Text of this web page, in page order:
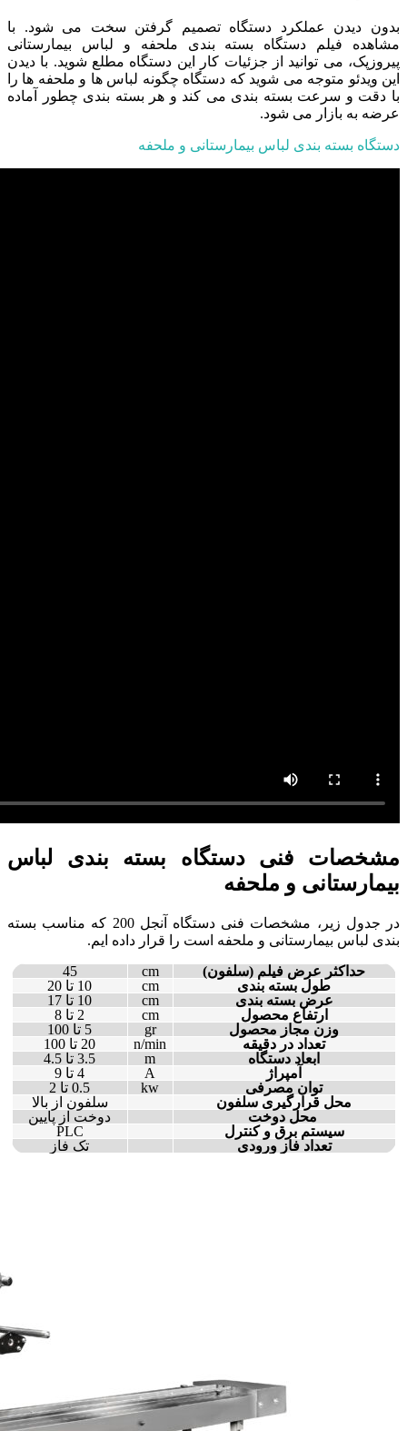
بدون دیدن عملکرد دستگاه تصمیم گرفتن سخت می شود. با
مشاهده فیلم دستگاه بسته بندی ملحفه و لباس بیمارستانی
پیروزپک، می توانید از جزئیات کار این دستگاه مطلع شوید. با دیدن
این ویدئو متوجه می شوید که دستگاه چگونه لباس ها و ملحفه ها را
با دقت و سرعت بسته بندی می کند و هر بسته بندی چطور آماده
عرضه به بازار می شود.
دستگاه بسته بندی لباس بیمارستانی و ملحفه
مشخصات فنی دستگاه بسته بندی لباس
بیمارستانی و ملحفه
در جدول زیر، مشخصات فنی دستگاه آنجل 200 که مناسب بسته
بندی لباس بیمارستانی و ملحفه است را قرار داده ایم.
حداکثر عرض فیلم (سلفون)
cm
45
طول بسته بندی
cm
10 تا 20
عرض بسته بندی
cm
10 تا 17
ارتفاع محصول
cm
2 تا 8
وزن مجاز محصول
gr
5 تا 100
تعداد در دقیقه
n/min
20 تا 100
ابعاد دستگاه
m
3.5 تا 4.5
آمپراژ
A
4 تا 9
توان مصرفی
kw
0.5 تا 2
محل قرارگیری سلفون
سلفون از بالا
محل دوخت
دوخت از پایین
سیستم برق و کنترل
PLC
تعداد فاز ورودی
تک فاز